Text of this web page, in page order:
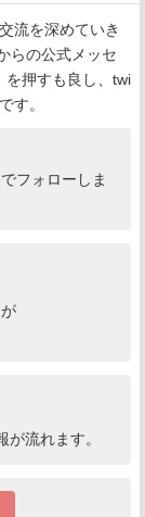
流を深めていき
らの公式メッセ
を押すも良し、twi
す。
フォローしま
流れます。